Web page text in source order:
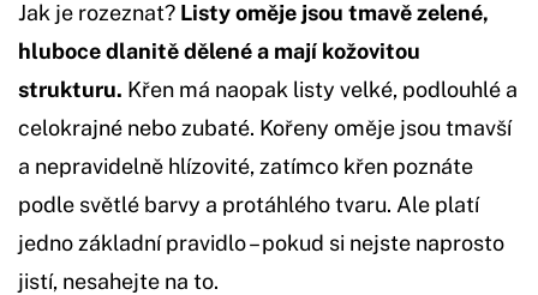
Jak je rozeznat? Listy oměje jsou tmavě zelené,
hluboce dlanitě dělené a mají kožovitou
strukturu. Křen má naopak listy velké, podlouhlé a
celokrajné nebo zubaté. Kořeny oměje jsou tmavší
a nepravidelně hlízovité, zatímco křen poznáte
podle světlé barvy a protáhlého tvaru. Ale platí
jedno základní pravidlo – pokud si nejste naprosto
jistí, nesahejte na to.